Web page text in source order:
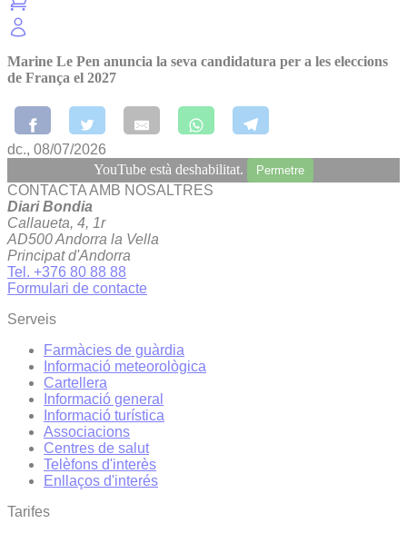
Marine Le Pen anuncia la seva candidatura per a les eleccions
de França el 2027
dc., 08/07/2026
YouTube està deshabilitat.
Permetre
CONTACTA AMB NOSALTRES
Diari Bondia
Callaueta, 4, 1r
AD500 Andorra la Vella
Principat d'Andorra
Tel. +376 80 88 88
Formulari de contacte
Serveis
Farmàcies de guàrdia
Informació meteorològica
Cartellera
Informació general
Informació turística
Associacions
Centres de salut
Telèfons d'interès
Enllaços d'interés
Tarifes